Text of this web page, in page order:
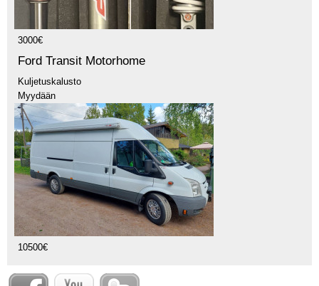
3000€
Ford Transit Motorhome
Kuljetuskalusto
Myydään
10500€